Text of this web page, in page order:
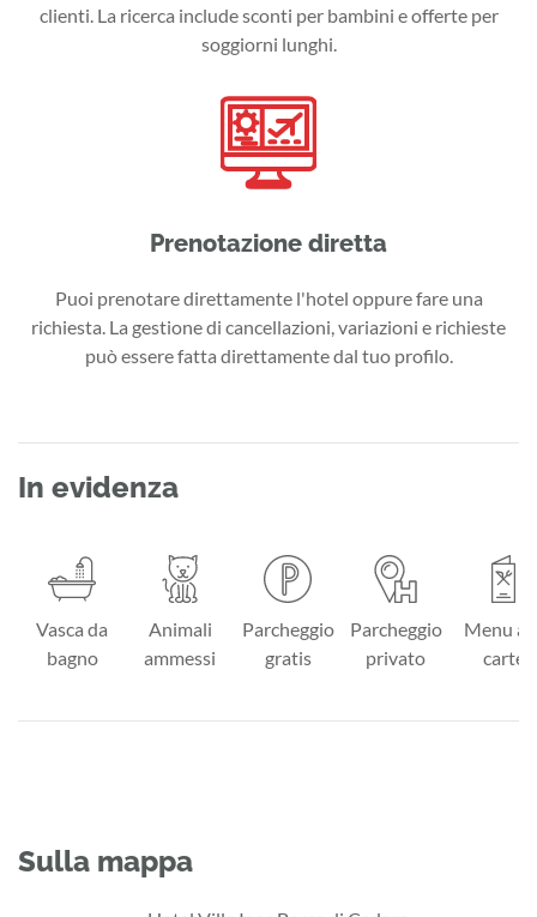
clienti. La ricerca include sconti per bambini e offerte per
soggiorni lunghi.
Prenotazione diretta
Puoi prenotare direttamente l'hotel oppure fare una
richiesta. La gestione di cancellazioni, variazioni e richieste
può essere fatta direttamente dal tuo profilo.
In evidenza
Vasca da
bagno
Animali
ammessi
Parcheggio
gratis
Parcheggio
privato
Menu à
carte
Sulla mappa